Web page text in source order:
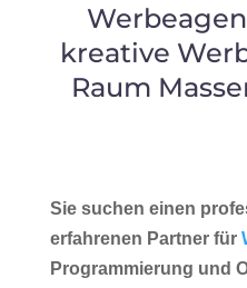
kreative
Raum
Sie suchen einen
erfahrenen Partner für
Programmierung und